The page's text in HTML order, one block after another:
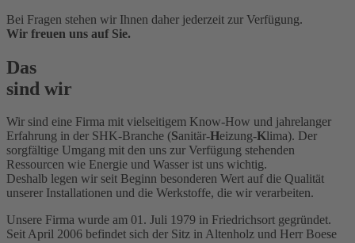
Bei Fragen stehen wir Ihnen daher jederzeit zur Verfügung.
Wir freuen uns auf Sie.
Das
sind wir
Wir sind eine Firma mit vielseitigem Know-How und jahrelanger
Erfahrung in der SHK-Branche (Sanitär-Heizung-Klima). Der
sorgfältige Umgang mit den uns zur Verfügung stehenden
Ressourcen wie Energie und Wasser ist uns wichtig.
Deshalb legen wir seit Beginn besonderen Wert auf die Qualität
unserer Installationen und die Werkstoffe, die wir verarbeiten.
Unsere Firma wurde am 01. Juli 1979 in Friedrichsort gegründet.
Seit April 2006 befindet sich der Sitz in Altenholz und Herr Boese